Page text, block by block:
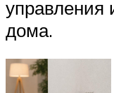
управления
дома.